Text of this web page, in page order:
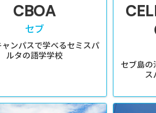
CBOA
セブ
ャンパスで学べるセミスパ
ルタの語学学校
セブ島
ス